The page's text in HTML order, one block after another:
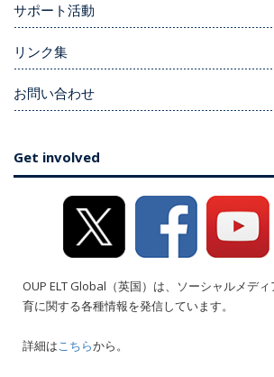
サポート活動
リンク集
お問い合わせ
Get involved
OUP ELT Global（英国）は、ソーシャルメデ
育に関する各種情報を発信しています。
詳細はこちらから。